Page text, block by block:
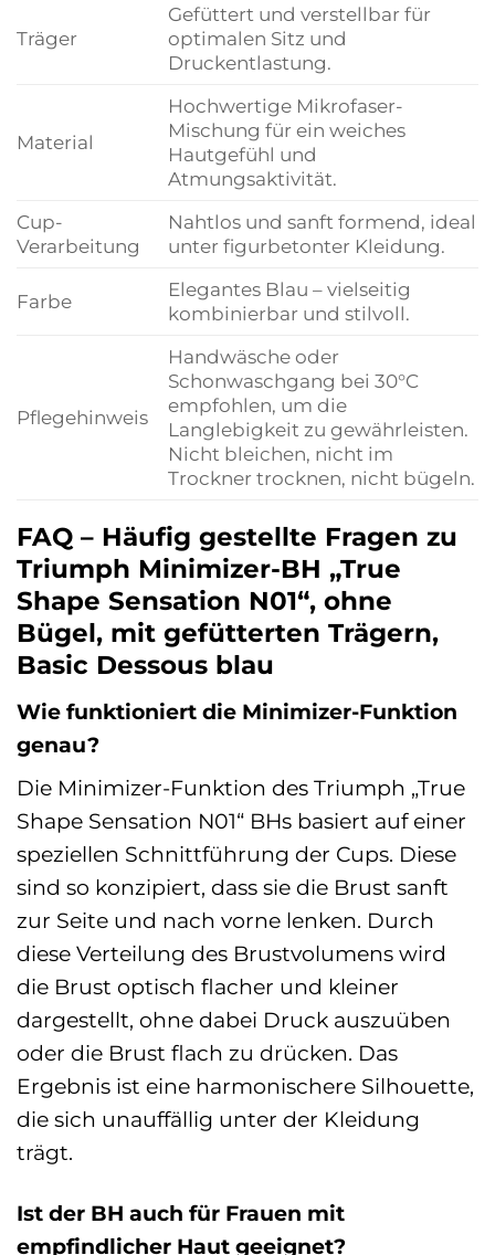
Träger
Gefüttert und verstellbar für
optimalen Sitz und
Druckentlastung.
Material
Hochwertige Mikrofaser-
Mischung für ein weiches
Hautgefühl und
Atmungsaktivität.
Cup-
Verarbeitung
Nahtlos und sanft formend, ideal
unter figurbetonter Kleidung.
Farbe
Elegantes Blau – vielseitig
kombinierbar und stilvoll.
Pflegehinweis
Handwäsche oder
Schonwaschgang bei 30°C
empfohlen, um die
Langlebigkeit zu gewährleisten.
Nicht bleichen, nicht im
Trockner trocknen, nicht bügeln.
FAQ – Häufig gestellte Fragen zu
Triumph Minimizer-BH „True
Shape Sensation N01“, ohne
Bügel, mit gefütterten Trägern,
Basic Dessous blau
Wie funktioniert die Minimizer-Funktion
genau?
Die Minimizer-Funktion des Triumph „True
Shape Sensation N01“ BHs basiert auf einer
speziellen Schnittführung der Cups. Diese
sind so konzipiert, dass sie die Brust sanft
zur Seite und nach vorne lenken. Durch
diese Verteilung des Brustvolumens wird
die Brust optisch flacher und kleiner
dargestellt, ohne dabei Druck auszuüben
oder die Brust flach zu drücken. Das
Ergebnis ist eine harmonischere Silhouette,
die sich unauffällig unter der Kleidung
trägt.
Ist der BH auch für Frauen mit
empfindlicher Haut geeignet?